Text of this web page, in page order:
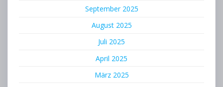
September 2025
August 2025
Juli 2025
April 2025
März 2025